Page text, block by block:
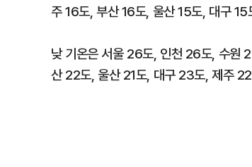
주 16도, 부산 16도, 울산 15도, 대구 15
낮 기온은 서울 26도, 인천 26도, 수원
산 22도, 울산 21도, 대구 23도, 제주